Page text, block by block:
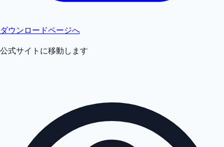
ダウンロードページへ
公式サイトに移動します